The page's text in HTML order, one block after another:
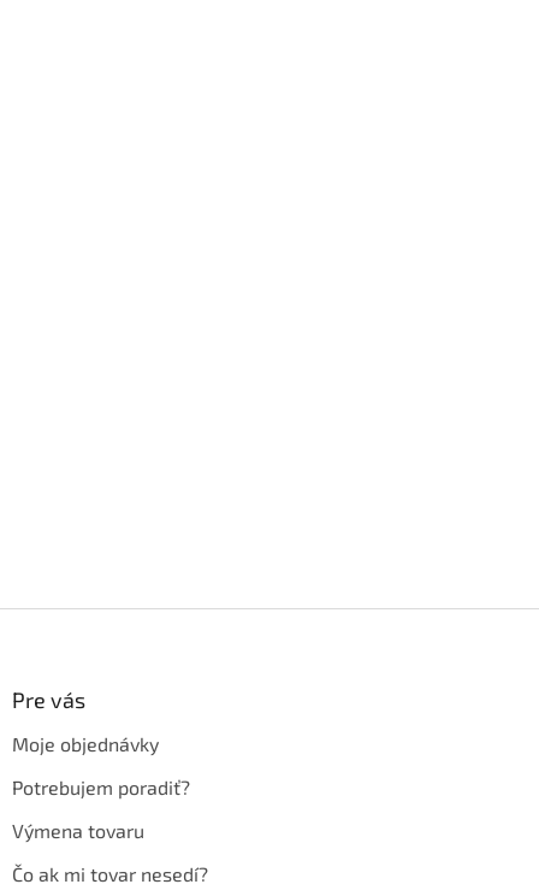
Pre vás
Moje objednávky
Potrebujem poradiť?
Výmena tovaru
Čo ak mi tovar nesedí?